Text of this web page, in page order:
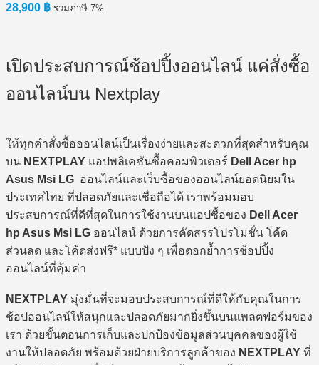
28,900 ฿ รวมภาษี 7%
เปิดประสบการณ์ช้อปปิ้งออนไลน์ แค่สั่งซื้อ
ออนไลน์บน Nextplay
ให้ทุกคำสั่งซื้อออนไลน์เป็นเรื่องง่ายและสะดวกที่สุดสำหรับคุณ
บน NEXTPLAY แอปพลิเคชันซื้อคอมพิวเตอร์ Dell Acer hp
Asus Msi LG ออนไลน์และเว็บซื้อของออนไลน์ยอดนิยมใน
ประเทศไทย ที่ปลอดภัยและเชื่อถือได้ เราพร้อมมอบ
ประสบการณ์ที่ดีที่สุดในการใช้งานบนแอปซื้อของ Dell Acer
hp Asus Msi LG ออนไลน์ ด้วยการคัดสรรโปรโมชั่น โค้ด
ส่วนลด และโค้ดส่งฟรี* แบบปัง ๆ เพื่อตอกย้ำการช้อปปิ้ง
ออนไลน์ที่คุ้มค่า
NEXTPLAY มุ่งมั่นที่จะมอบประสบการณ์ที่ดีให้กับคุณในการ
ช้อปออนไลน์ให้สนุกและปลอดภัยมากยิ่งขึ้นบนแพลตฟอร์มของ
เรา ด้วยขั้นตอนการเก็บและปกป้องข้อมูลส่วนบุคคลของผู้ใช้
งานให้ปลอดภัย พร้อมด้วยฝ่ายบริการลูกค้าของ NEXTPLAY ที่